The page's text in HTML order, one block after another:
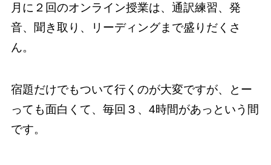
月に２回のオンライン授業は、通訳練習、発
音、聞き取り、リーディングまで盛りだくさ
ん。
宿題だけでもついて行くのが大変ですが、とー
っても面白くて、毎回３、4時間があっという間
です。